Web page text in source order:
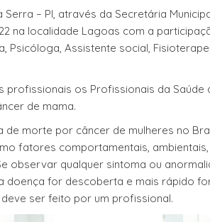
– PI, através da Secretária
na localidade Lagoas com a
Psicóloga, Assistente social,
profissionais os Profissionais da
de mama.
de morte por câncer de mulheres no
fatores comportamentais,
observar qualquer sintoma ou
doença for descoberta e mais rápido
ser feito por um profissional.